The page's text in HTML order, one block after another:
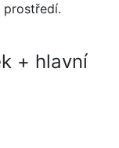
prostředí.
+ hlavní